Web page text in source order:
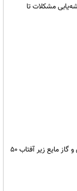
از ریشه‌یابی مشکلات تا
ریمـدان در آستانه بحران؛ ۳ هزار کامیون قفل، صف ۵۰ کیلومتری و گاز مایع زیر آفتاب ۵۰